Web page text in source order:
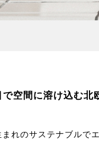
空間に溶け込む北
れのサステナブルで